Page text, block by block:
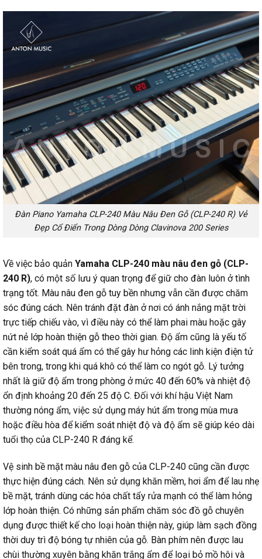
Đàn Piano Yamaha CLP-240 Màu Nâu Đen Gỗ (CLP-240 R) Vẻ
Đẹp Cổ Điển Trong Dòng Dòng Clavinova 200 Series
Về việc bảo quản Yamaha CLP-240 màu nâu đen gỗ (CLP-
240 R), có một số lưu ý quan trọng để giữ cho đàn luôn ở tình
trạng tốt. Màu nâu đen gỗ tuy bền nhưng vẫn cần được chăm
sóc đúng cách. Nên tránh đặt đàn ở nơi có ánh nắng mặt trời
trực tiếp chiếu vào, vì điều này có thể làm phai màu hoặc gây
nứt nẻ lớp hoàn thiện gỗ theo thời gian. Độ ẩm cũng là yếu tố
cần kiểm soát quá ẩm có thể gây hư hỏng các linh kiện điện tử
bên trong, trong khi quá khô có thể làm co ngót gỗ. Lý tưởng
nhất là giữ độ ẩm trong phòng ở mức 40 đến 60% và nhiệt độ
ổn định khoảng 20 đến 25 độ C. Đối với khí hậu Việt Nam
thường nóng ẩm, việc sử dụng máy hút ẩm trong mùa mưa
hoặc điều hòa để kiểm soát nhiệt độ và độ ẩm sẽ giúp kéo dài
tuổi thọ của CLP-240 R đáng kể.
Vệ sinh bề mặt màu nâu đen gỗ của CLP-240 cũng cần được
thực hiện đúng cách. Nên sử dụng khăn mềm, hơi ẩm để lau nhẹ
bề mặt, tránh dùng các hóa chất tẩy rửa mạnh có thể làm hỏng
lớp hoàn thiện. Có những sản phẩm chăm sóc đồ gỗ chuyên
dụng được thiết kế cho loại hoàn thiện này, giúp làm sạch đồng
thời duy trì độ bóng tự nhiên của gỗ. Bàn phím nên được lau
chùi thường xuyên bằng khăn trắng ẩm để loại bỏ mồ hôi và